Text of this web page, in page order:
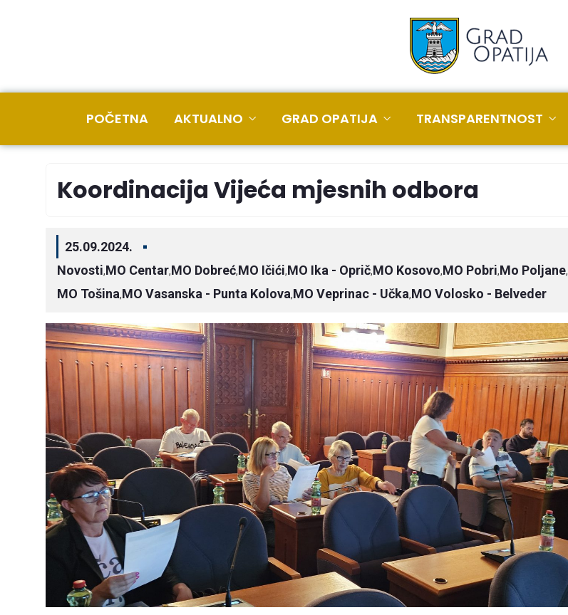
POČETNA AKTUALNO GRAD OPATIJA TRANSPARENTNOST
Koordinacija Vijeća mjesnih odbora
25.09.2024.
Novosti,MO Centar,MO Dobreć,MO Ičići,MO Ika - Oprič,MO Kosovo,MO Pobri,Mo Poljane,
MO Tošina,MO Vasanska - Punta Kolova,MO Veprinac - Učka,MO Volosko - Belveder